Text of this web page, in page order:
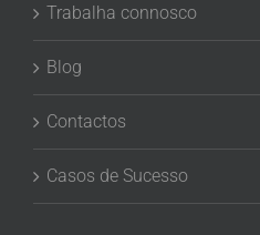
Trabalha connosco
Blog
Contactos
Casos de Sucesso